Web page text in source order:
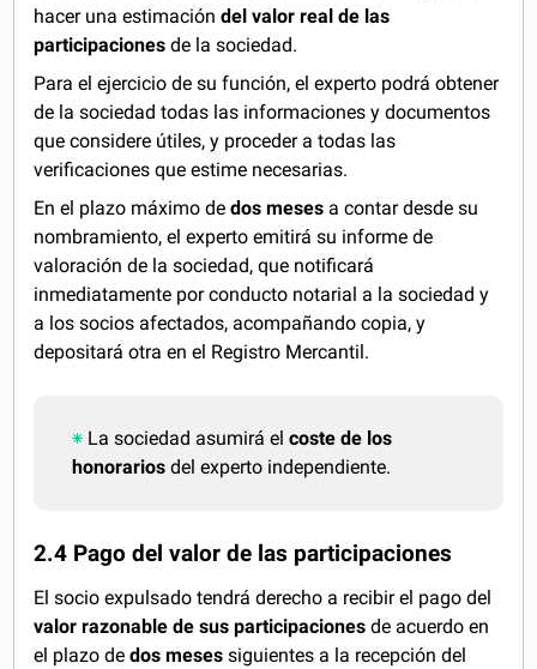
hacer una estimación del valor real de las
participacionesde la sociedad.
Para el ejercicio de su función, el experto podrá obtener
de la sociedad todas las informaciones y documentos
que considere útiles, y proceder a todas las
verificaciones que estime necesarias.
En el plazo máximo dedos meses a contar desde su
nombramiento, el experto emitirá su informe de
valoración de la sociedad, que notificará
inmediatamente por conducto notarial a la sociedad y
a los socios afectados, acompañando copia, y
depositará otra en el Registro Mercantil.
La sociedad asumirá elcoste de los
honorarios del experto independiente.
2.4 Pago del valor de las participaciones
El socio expulsado tendrá derecho a recibir el pago del
valor razonable de sus participaciones de acuerdo en
el plazo dedos meses siguientes a la recepción del